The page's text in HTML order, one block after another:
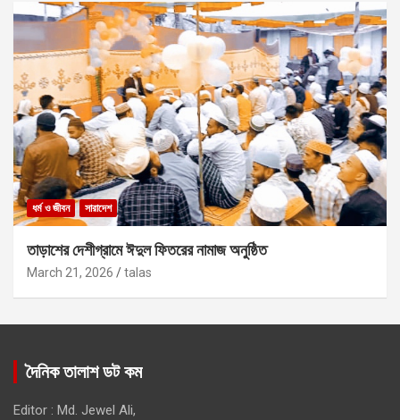
ধর্ম ও জীবন সারাদেশ
তাড়াশের দেশীগ্রামে ঈদুল ফিতরের নামাজ অনুষ্ঠিত
March 21, 2026 talas
দৈনিক তালাশ ডট কম
Editor : Md. Jewel Ali,